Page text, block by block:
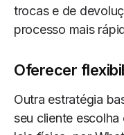
trocas e de
processo mais
Oferecer
Outra estratégia
seu cliente